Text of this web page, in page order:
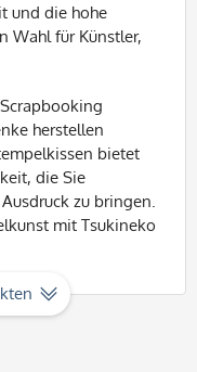
und die hohe
Wahl für Künstler,
herstellen
bietet
die Sie
zu bringen.
mit Tsukineko